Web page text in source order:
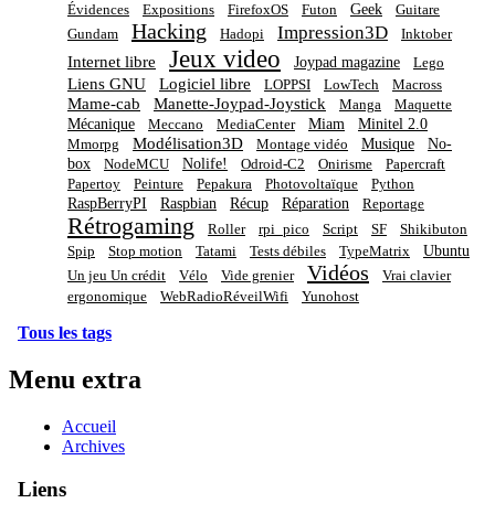
Évidences
Expositions FirefoxOS Futon Geek
Guitare
Gundam
Hacking Hadopi Impression3D Inktober
Internet libre Jeux video Joypad magazine Lego
Liens GNU Logiciel libre LOPPSI LowTech Macross
Mame-cab Manette-Joypad-Joystick Manga Maquette
Mécanique Meccano MediaCenter Miam Minitel 2.0
Mmorpg Modélisation3D Montage vidéo Musique
No-
box
NodeMCU Nolife! Odroid-C2 Onirisme
Papercraft
Papertoy
Peinture Pepakura Photovoltaïque Python
RaspBerryPI Raspbian Récup Réparation Reportage
Rétrogaming Roller rpi_pico Script SF
Shikibuton
Spip
Stop motion Tatami Tests débiles TypeMatrix Ubuntu
Un jeu Un crédit Vélo Vide grenier Vidéos
Vrai clavier
ergonomique
WebRadioRéveilWifi Yunohost
Tous les tags
Menu extra
Accueil
Archives
Liens